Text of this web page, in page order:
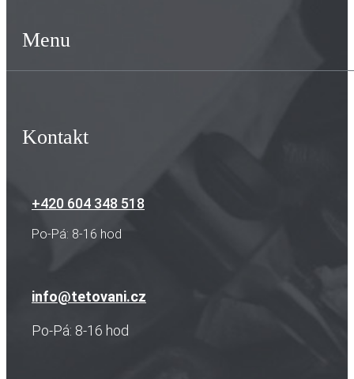
Menu
Kontakt
+420 604 348 518
Po-Pá: 8-16 hod
info@tetovani.cz
Po-Pá: 8-16 hod